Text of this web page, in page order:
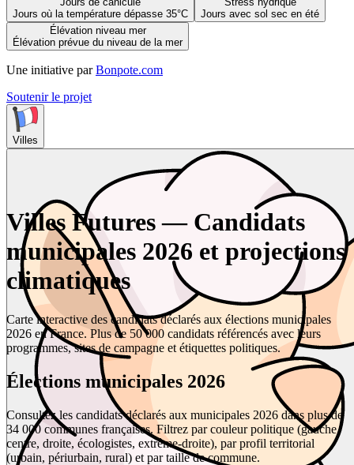
Jours où la température dépasse 35°C
Jours avec sol sec en été
Élévation niveau mer
Élévation prévue du niveau de la mer
Une initiative par Bonpote.com
Soutenir le projet
Villes
Villes Futures — Candidats
municipales 2026 et projections
climatiques
Carte interactive des candidats déclarés aux élections municipales
2026 en France. Plus de 50 000 candidats référencés avec leurs
programmes, sites de campagne et étiquettes politiques.
Élections municipales 2026
Consultez les candidats déclarés aux municipales 2026 dans plus de
34 000 communes françaises. Filtrez par couleur politique (gauche,
centre, droite, écologistes, extrême-droite), par profil territorial
(urbain, périurbain, rural) et par taille de commune.